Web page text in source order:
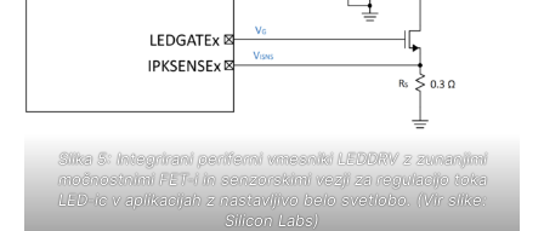
Slika 5: Integrirani periferni vmesniki LEDDRV z zunanjimi
močnostnimi FET-i in senzorskimi vezji za regulacijo toka
LED-ic v aplikacijah z nastavljivo belo svetlobo. (Vir slike:
Silicon Labs)